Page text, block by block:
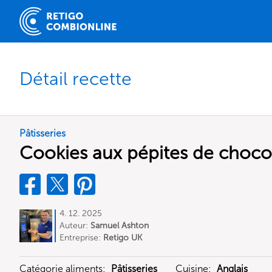
Détail recette
Pâtisseries
Cookies aux pépites de
4. 12. 2025
Auteur: Samuel Ashton
Entreprise: Retigo UK
Catégorie aliments: Pâtisseries Cuisine: Anglais